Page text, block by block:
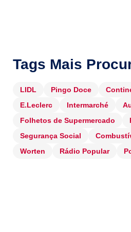
Tags Mais
LIDL Pingo Doce
E.Leclerc
Intermarché
Folhetos de Supermercado
Segurança Social
Worten
Rádio Popular